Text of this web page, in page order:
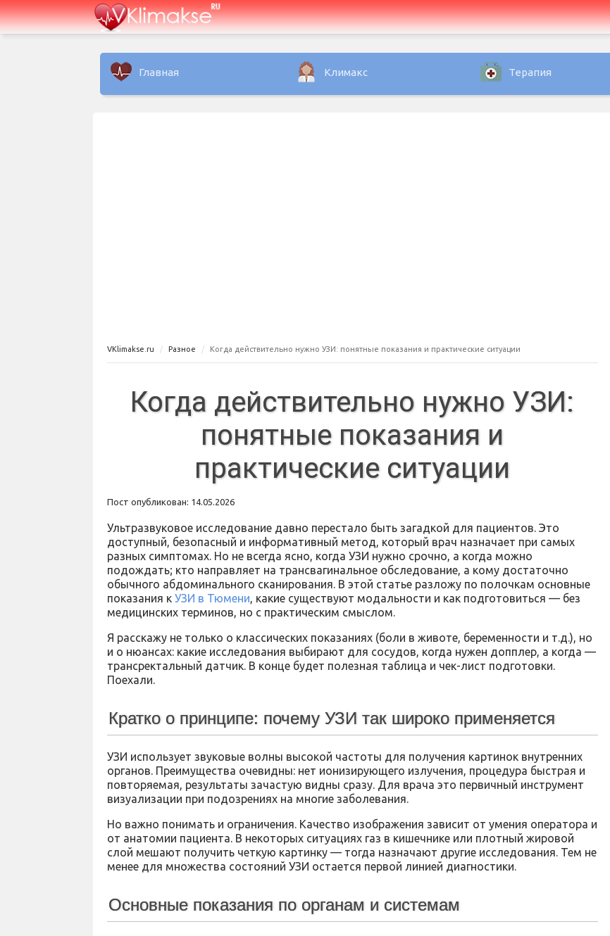
Главная Климакс Терапия
VKlimakse.ru Разное Когда действительно нужно УЗИ: понятные показания и практические ситуации
Когда действительно нужно УЗИ:
понятные показания и
практические ситуации
Пост опубликован: 14.05.2026
Ультразвуковое исследование давно перестало быть загадкой для пациентов. Это
доступный, безопасный и информативный метод, который врач назначает при самых
разных симптомах. Но не всегда ясно, когда УЗИ нужно срочно, а когда можно
подождать; кто направляет на трансвагинальное обследование, а кому достаточно
обычного абдоминального сканирования. В этой статье разложу по полочкам основные
показания к УЗИ в Тюмени, какие существуют модальности и как подготовиться — без
медицинских терминов, но с практическим смыслом.
Я расскажу не только о классических показаниях (боли в животе, беременности и т.д.), но
и о нюансах: какие исследования выбирают для сосудов, когда нужен допплер, а когда —
трансректальный датчик. В конце будет полезная таблица и чек-лист подготовки.
Поехали.
Кратко о принципе: почему УЗИ так широко применяется
УЗИ использует звуковые волны высокой частоты для получения картинок внутренних
органов. Преимущества очевидны: нет ионизирующего излучения, процедура быстрая и
повторяемая, результаты зачастую видны сразу. Для врача это первичный инструмент
визуализации при подозрениях на многие заболевания.
Но важно понимать и ограничения. Качество изображения зависит от умения оператора и
от анатомии пациента. В некоторых ситуациях газ в кишечнике или плотный жировой
слой мешают получить четкую картинку — тогда назначают другие исследования. Тем не
менее для множества состояний УЗИ остается первой линией диагностики.
Основные показания по органам и системам